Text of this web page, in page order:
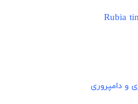
Rubia
و دامپروری